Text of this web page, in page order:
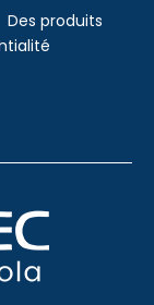
Des produits